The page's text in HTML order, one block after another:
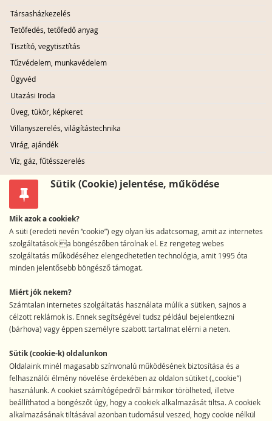
Társasházkezelés
Tetőfedés, tetőfedő anyag
Tisztító, vegytisztítás
Tűzvédelem, munkavédelem
Ügyvéd
Utazási Iroda
Üveg, tükör, képkeret
Villanyszerelés, világítástechnika
Virág, ajándék
Víz, gáz, fűtésszerelés
Sütik (Cookie) jelentése, működése
Mik azok a cookiek?
A süti (eredeti nevén “cookie”) egy olyan kis adatcsomag, amit az internetes
szolgáltatások a böngészőben tárolnak el. Ez rengeteg webes
szolgáltatás működéséhez elengedhetetlen technológia, amit 1995 óta
minden jelentősebb böngésző támogat.
Miért jók nekem?
Számtalan internetes szolgáltatás használata múlik a sütiken, sajnos a
célzott reklámok is. Ennek segítségével tudsz például bejelentkezni
(bárhova) vagy éppen személyre szabott tartalmat elérni a neten.
Sütik (cookie-k) oldalunkon
Oldalaink minél magasabb színvonalú működésének biztosítása és a
felhasználói élmény növelése érdekében az oldalon sütiket („cookie”)
használunk. A cookiet számítógépedről bármikor törölheted, illetve
beállíthatod a böngészőt úgy, hogy a cookiek alkalmazását tiltsa. A cookiek
alkalmazásának tiltásával azonban tudomásul veszed, hogy cookie nélkül